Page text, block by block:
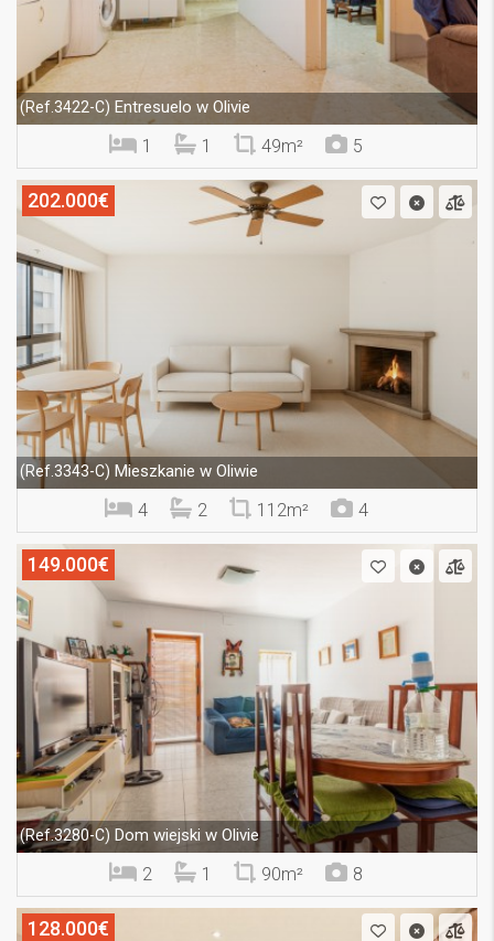
(Ref.3422-C) Entresuelo w Olivie
1 1 49m² 5
202.000€
(Ref.3343-C) Mieszkanie w Oliwie
4 2 112m² 4
149.000€
(Ref.3280-C) Dom wiejski w Olivie
2 1 90m² 8
128.000€